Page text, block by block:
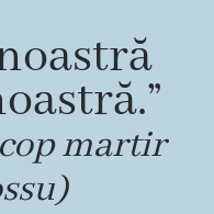
martir